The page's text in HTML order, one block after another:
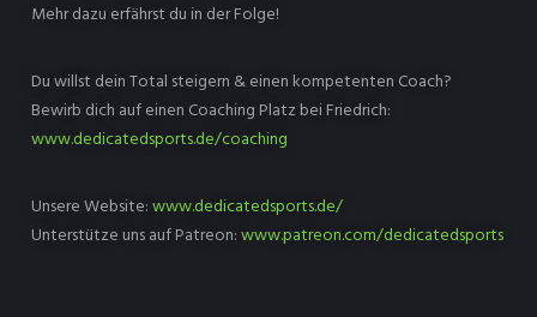
Mehr dazu erfährst du in der Folge!
Du willst dein Total steigern & einen kompetenten Coach?
Bewirb dich auf einen Coaching Platz bei Friedrich:
www.dedicatedsports.de/coaching
Unsere Website:www.dedicatedsports.de/
Unterstütze uns auf Patreon:www.patreon.com/dedicatedsports